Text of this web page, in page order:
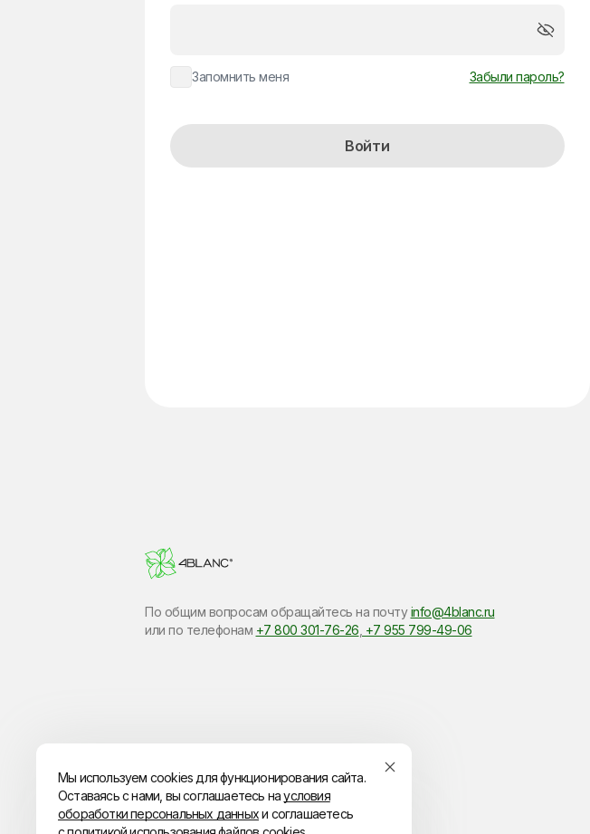
Alternative:
Запомнить меня Забыли пароль?
Войти
По общим вопросам обращайтесь на почтуinfo@4blanc.ru
или по​ телефонам +7 800 301-76-26 +7 955 799-49-06
Мы используем cookies для функционирования сайта.
Оставаясь с нами, вы соглашаетесь наусловия
обоработки персональных данныхи соглашаетесь